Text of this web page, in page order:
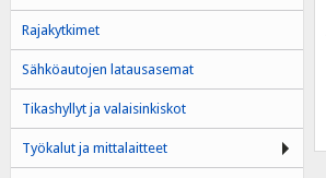
Rajakytkimet
Sähköautojen latausasemat
Tikashyllyt ja valaisinkiskot
Työkalut ja mittalaitteet